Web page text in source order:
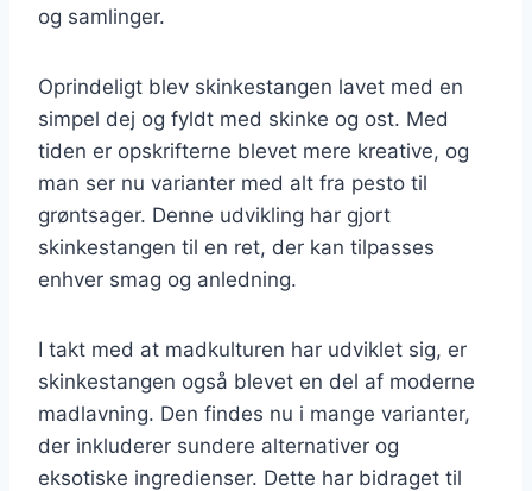
og samlinger.
Oprindeligt blev skinkestangen lavet med en
simpel dej og fyldt med skinke og ost. Med
tiden er opskrifterne blevet mere kreative, og
man ser nu varianter med alt fra pesto til
grøntsager. Denne udvikling har gjort
skinkestangen til en ret, der kan tilpasses
enhver smag og anledning.
I takt med at madkulturen har udviklet sig, er
skinkestangen også blevet en del af moderne
madlavning. Den findes nu i mange varianter,
der inkluderer sundere alternativer og
eksotiske ingredienser. Dette har bidraget til